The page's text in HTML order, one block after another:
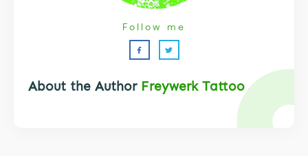
About the Author Freywerk Tattoo
Follow me